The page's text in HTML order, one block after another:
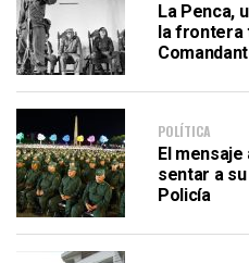
La Penca,
la frontera
POLÍTICA
El
sentar a
Policía